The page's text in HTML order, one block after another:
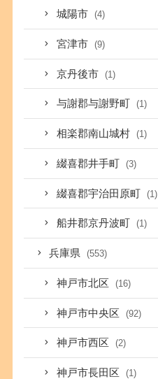
城陽市 (4)
宮津市 (9)
京丹後市 (1)
与謝郡与謝野町 (1)
相楽郡南山城村 (1)
綴喜郡井手町 (3)
綴喜郡宇治田原町 (1)
船井郡京丹波町 (1)
兵庫県 (553)
神戸市北区 (16)
神戸市中央区 (92)
神戸市西区 (2)
神戸市長田区 (1)